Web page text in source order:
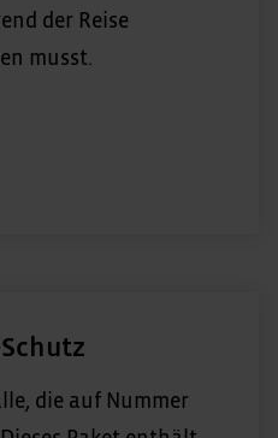
der Reise
musst.
die auf Nummer